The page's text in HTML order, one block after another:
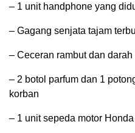
– 1 unit handphone yang
– Gagang senjata tajam
– Ceceran rambut dan
– 2 botol parfum dan 1
korban
– 1 unit sepeda motor